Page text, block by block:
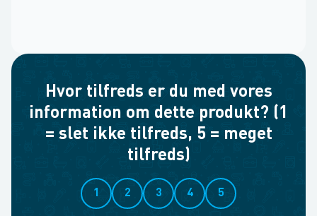
Hvor tilfreds er du med vores
information om dette produkt? (1
= slet ikke tilfreds, 5 = meget
tilfreds)
1 2 3 4 5